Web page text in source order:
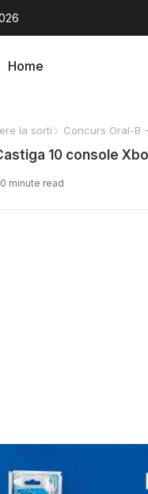
Home
la sorti Concurs Oral-B
10 console
0 minute read